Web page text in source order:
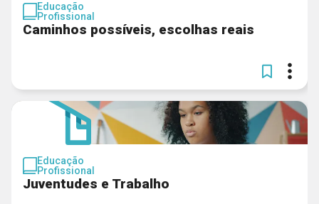
Educação
Profissional
Caminhos possíveis, escolhas reais
Educação
Profissional
Juventudes e Trabalho